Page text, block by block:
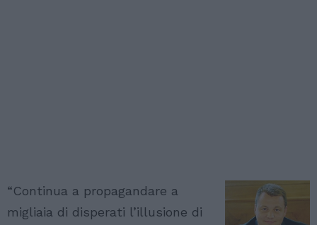
“Continua a propagandare a
migliaia di disperati l’illusione di